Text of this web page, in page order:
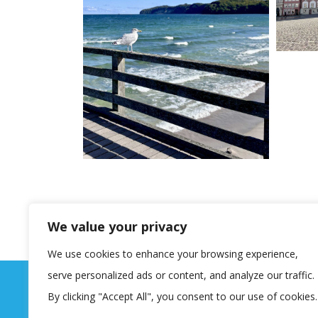
We value your privacy
We use cookies to enhance your browsing experience,
serve personalized ads or content, and analyze our traffic.
By clicking "Accept All", you consent to our use of cookies.